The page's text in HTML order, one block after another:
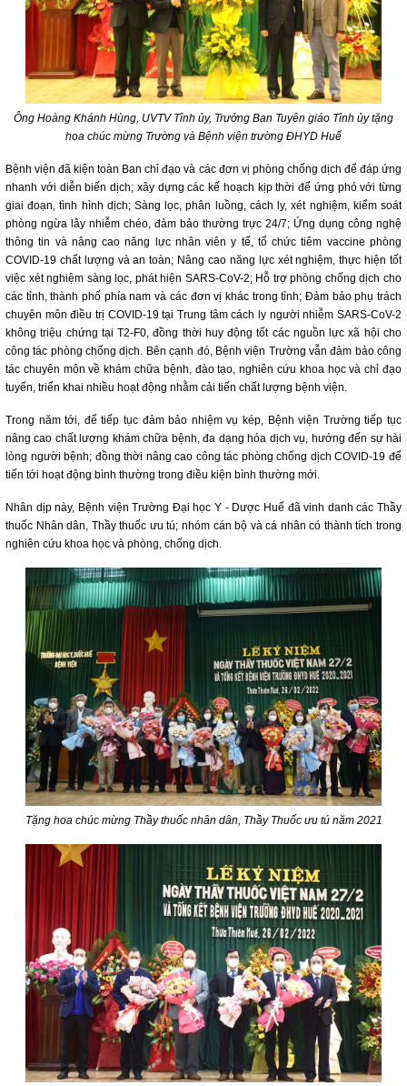
Ông Hoàng Khánh Hùng, UVTV Tỉnh ủy, Trưởng Ban Tuyên giáo Tỉnh ủy tặng
hoa chúc mừng Trường và Bệnh viện trường ĐHYD Huế
Bệnh viện đã kiện toàn Ban chỉ đạo và các đơn vị phòng chống dịch để đáp ứng
nhanh với diễn biến dịch; xây dựng các kế hoạch kịp thời để ứng phó với từng
giai đoạn, tình hình dịch; Sàng lọc, phân luồng, cách ly, xét nghiệm, kiểm soát
phòng ngừa lây nhiễm chéo, đảm bảo thường trực 24/7; Ứng dụng công nghệ
thông tin và nâng cao năng lực nhân viên y tế, tổ chức tiêm vaccine phòng
COVID-19 chất lượng và an toàn; Nâng cao năng lực xét nghiệm, thực hiện tốt
việc xét nghiệm sàng lọc, phát hiện SARS-CoV-2; Hỗ trợ phòng chống dịch cho
các tỉnh, thành phố phía nam và các đơn vị khác trong tỉnh; Đảm bảo phụ trách
chuyên môn điều trị COVID-19 tại Trung tâm cách ly người nhiễm SARS-CoV-2
không triệu chứng tại T2-F0, đồng thời huy động tốt các nguồn lực xã hội cho
công tác phòng chống dịch. Bên cạnh đó, Bệnh viện Trường vẫn đảm bảo công
tác chuyên môn về khám chữa bệnh, đào tạo, nghiên cứu khoa học và chỉ đạo
tuyến, triển khai nhiều hoạt động nhằm cải tiến chất lượng bệnh viện.
Trong năm tới, để tiếp tục đảm bảo nhiệm vụ kép, Bệnh viện Trường tiếp tục
nâng cao chất lượng khám chữa bệnh, đa dạng hóa dịch vụ, hướng đến sự hài
lòng người bệnh; đồng thời nâng cao công tác phòng chống dịch COVID-19 để
tiến tới hoạt động bình thường trong điều kiện bình thường mới.
Nhân dịp này, Bệnh viện Trường Đại học Y - Dược Huế đã vinh danh các Thầy
thuốc Nhân dân, Thầy thuốc ưu tú; nhóm cán bộ và cá nhân có thành tích trong
nghiên cứu khoa học và phòng, chống dịch.
Tặng hoa chúc mừng Thầy thuốc nhân dân, Thầy Thuốc ưu tú năm 2021